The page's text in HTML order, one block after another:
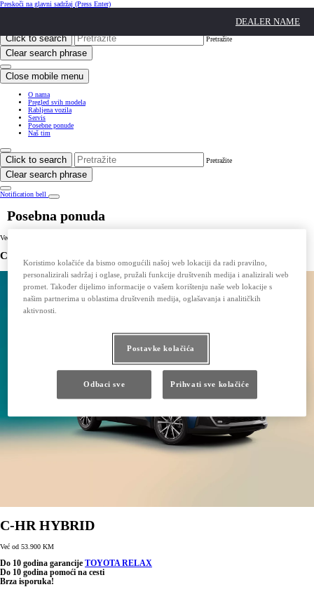
Preskoči na glavni sadržaj (Press Enter)
DEALER NAME
Click to search Pretražite
Clear search phrase
Close mobile menu
O nama
Pregled svih modela
Rabljena vozila
Servis
Posebne ponude
Naš tim
Click to search Pretražite
Clear search phrase
Notification bell
Posebna ponuda
Već od 53.900 KM
C-HR HYBRID
C-HR HYBRID
Već od 53.900 KM
Do 10 godina garancije TOYOTA RELAX
Do 10 godina pomoći na cesti
Brza isporuka!
Koristimo kolačiće da bismo omogućili našoj web lokaciji da radi pravilno,
personalizirali sadržaj i oglase, pružali funkcije društvenih medija i analizirali web
promet. Također dijelimo informacije o vašem korištenju naše web lokacije s
našim partnerima u oblastima društvenih medija, oglašavanja i analitičkih
aktivnosti.
Postavke kolačića
Odbaci sve Prihvati sve kolačiće